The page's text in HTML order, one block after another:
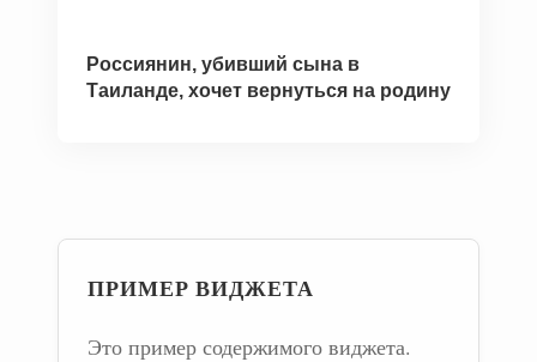
Россиянин, убивший сына в
Таиланде, хочет вернуться на родину
ПРИМЕР ВИДЖЕТА
Это пример содержимого виджета.